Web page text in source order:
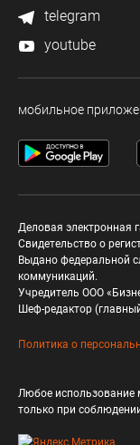
telegram
youtube
мобильное
Деловая электронная
Свидетельство о
Выдано федеральной
коммуникаций.
Учредитель ООО
Шеф-редактор
Политика о
Любое использование
только при